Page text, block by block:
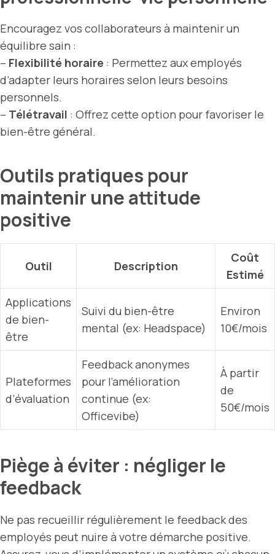
Encouragez vos collaborateurs à maintenir un
équilibre sain :
– Flexibilité horaire : Permettez aux employés
d’adapter leurs horaires selon leurs besoins
personnels.
– Télétravail : Offrez cette option pour favoriser le
bien-être général.
Outils pratiques pour
maintenir une attitude
positive
Outil Description
Coût
Estimé
Applications
de bien-
être
Suivi du bien-être
mental (ex: Headspace)
Environ
10€/mois
Plateformes
d’évaluation
Feedback anonymes
pour l’amélioration
continue (ex:
Officevibe)
À partir
de
50€/mois
Piège à éviter : négliger le
feedback
Ne pas recueillir régulièrement le feedback des
employés peut nuire à votre démarche positive.